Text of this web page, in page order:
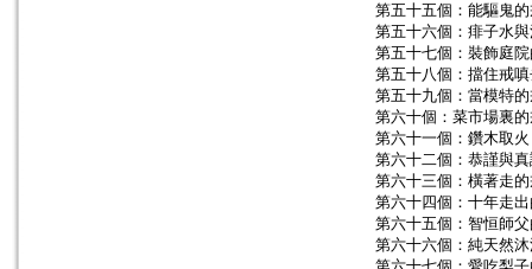
第五十五個：能驅鬼
第五十六個：痱子水
第五十七個：裝飾庭
第五十八個：擋住戒
第五十九個：當模特
第六十個：菜市場裏
第六十一個：鑽木取火
第六十二個：恭謹與
第六十三個：橫著走
第六十四個：十年走
第六十五個：智恒師
第六十六個：純天然